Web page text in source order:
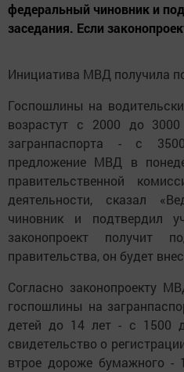
федеральный чиновник и
заседания. Если
Инициатива МВД получила
Госпошлины на
возрастут с 2000 до
загранпаспорта - с
предложение МВД в
правительственной
деятельности, сказал
чиновник и подтвердил
законопроект получит
правительства, он будет
Согласно законопроекту
госпошлины на
детей до 14 лет - с 1500
свидетельство о
втрое дороже бумажного -